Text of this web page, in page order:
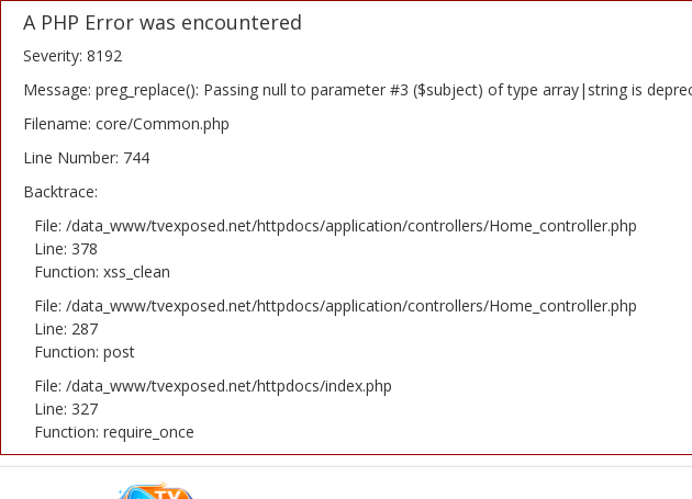
A PHP Error was encountered
Severity: 8192
Message: preg_replace(): Passing null to parameter #3 ($subject) of type array|string is
Filename: core/Common.php
Line Number: 744
Backtrace:
File: /data_www/tvexposed.net/httpdocs/application/controllers/Home_controller.php
Line: 378
Function: xss_clean
File: /data_www/tvexposed.net/httpdocs/application/controllers/Home_controller.php
Line: 287
Function: post
File: /data_www/tvexposed.net/httpdocs/index.php
Line: 327
Function: require_once
Home
Novosti
TV Serije
Filmovi
Glumci
Contact
Login